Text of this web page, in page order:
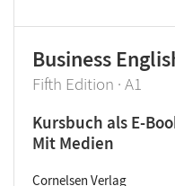
Business
Fifth Edition · A1
Kursbuch als E-
Mit Medien
Cornelsen Verlag